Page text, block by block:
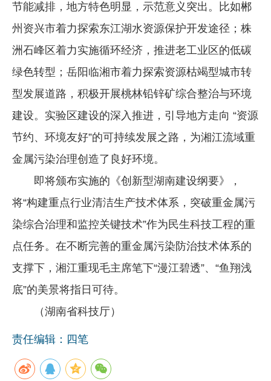
节能减排，地方特色明显，示范意义突出。比如郴
州资兴市着力探索东江湖水资源保护开发途径；株
洲石峰区着力实施循环经济，推进老工业区的低碳
绿色转型；岳阳临湘市着力探索资源枯竭型城市转
型发展道路，积极开展桃林铅锌矿综合整治与环境
建设。实验区建设的深入推进，引导地方走向 “资源
节约、环境友好”的可持续发展之路，为湘江流域重
金属污染治理创造了良好环境。
即将颁布实施的《创新型湖南建设纲要》，
将“构建重点行业清洁生产技术体系，突破重金属污
染综合治理和监控关键技术”作为民生科技工程的重
点任务。在不断完善的重金属污染防治技术体系的
支撑下，湘江重现毛主席笔下“漫江碧透”、“鱼翔浅
底”的美景将指日可待。
（湖南省科技厅）
责任编辑：四笔